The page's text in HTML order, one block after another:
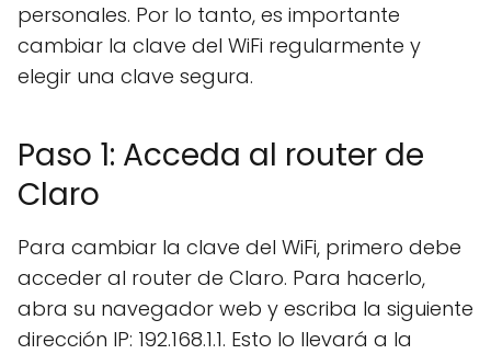
personales. Por lo tanto, es importante
cambiar la clave del WiFi regularmente y
elegir una clave segura.
Paso 1: Acceda al router de
Claro
Para cambiar la clave del WiFi, primero debe
acceder al router de Claro. Para hacerlo,
abra su navegador web y escriba la siguiente
dirección IP: 192.168.1.1. Esto lo llevará a la